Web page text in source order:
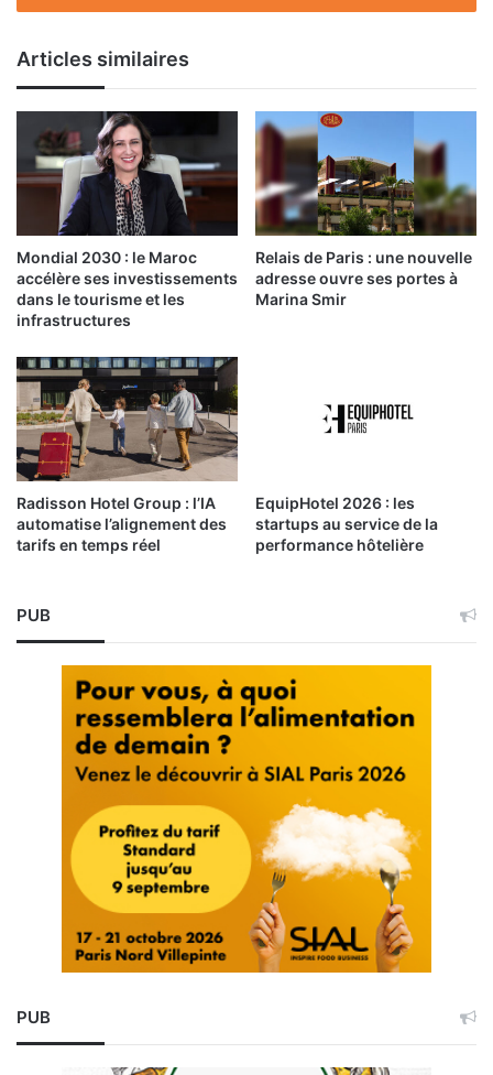
Articles similaires
Mondial 2030 : le Maroc
accélère ses investissements
dans le tourisme et les
infrastructures
Relais de Paris : une nouvelle
adresse ouvre ses portes à
Marina Smir
Radisson Hotel Group : l’IA
automatise l’alignement des
tarifs en temps réel
EquipHotel 2026 : les
startups au service de la
performance hôtelière
PUB
PUB